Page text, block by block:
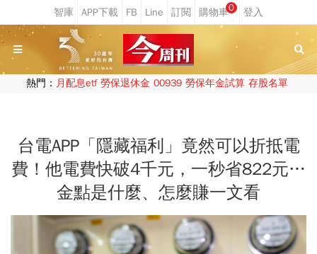
0
熱門： 月配息etf 勞保退休金 00939 勞保年金試算 存股名單
台電APP「隱藏福利」竟然可以折抵電
費！他電費快破4千元，一秒省822元…
金點是什麼、怎麼賺一文看